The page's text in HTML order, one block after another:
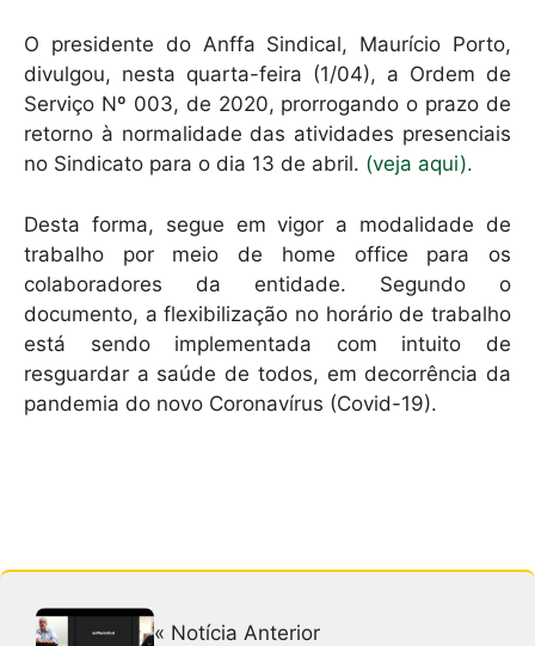
O presidente do Anffa Sindical, Maurício Porto,
divulgou, nesta quarta-feira (1/04), a Ordem de
Serviço Nº 003, de 2020, prorrogando o prazo de
retorno à normalidade das atividades presenciais
no Sindicato para o dia 13 de abril. (veja aqui).
Desta forma, segue em vigor a modalidade de
trabalho por meio de home office para os
colaboradores da entidade. Segundo o
documento, a flexibilização no horário de trabalho
está sendo implementada com intuito de
resguardar a saúde de todos, em decorrência da
pandemia do novo Coronavírus (Covid-19).
« Notícia Anterior